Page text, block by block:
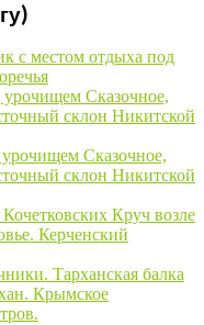
с местом отдыха под
Сказочное,
склон Никитской
Сказочное,
склон Никитской
Круч возле
Керченский
Тарханская балка
Крымское